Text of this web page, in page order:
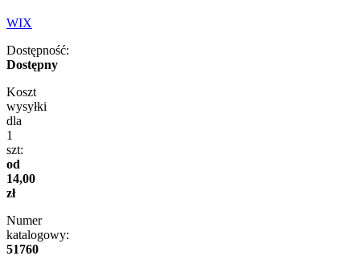
WIX
Dostępność:
Dostępny
Koszt
wysyłki
dla
1
szt:
od
14,00
zł
Numer
katalogowy:
51760